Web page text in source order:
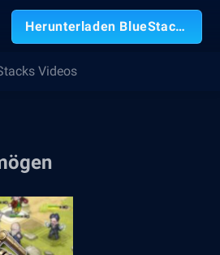
Herunterladen BlueStacks
Videos